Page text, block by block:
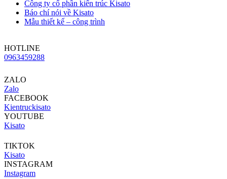
Công ty cổ phần kiến trúc Kisato
Báo chí nói về Kisato
Mẫu thiết kế – công trình
HOTLINE
0963459288
ZALO
Zalo
FACEBOOK
Kientruckisato
YOUTUBE
Kisato
TIKTOK
Kisato
INSTAGRAM
Instagram